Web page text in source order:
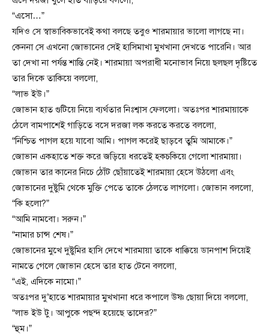
“এসো…”
যদিও সে স্বাভাবিকভাবেই কথা বলছে তবুও শারমায়ার ভালো লাগছে না।
কেননা সে এখনো জোভানের সেই হাসিমাখা মুখখানা দেখতে পারেনি। আর
তা দেখা না পর্যন্ত শান্তি নেই। শারমায়া অপরাধী মনোভাব নিয়ে ছলছল দৃষ্টিতে
তার দিকে তাকিয়ে বললো,
“লাভ ইউ।”
জোভান হাত গুটিয়ে নিয়ে ব্যর্থতার নিঃশ্বাস ফেললো। অতঃপর শারমায়াকে
ঠেলে বামপাশেই গাড়িতে বসে দরজা লক করতে করতে বললো,
“নিশ্চিত পাগল হয়ে যাবো আমি। পাগল করেই ছাড়বে তুমি আমাকে।”
জোভান একহাতে শক্ত করে জড়িয়ে ধরতেই হকচকিয়ে গেলো শারমায়া।
জোভান তার কানের নিচে ঠোঁট ছোঁয়াতেই শারমায়া হেসে উঠলো এবং
জোভানের দুষ্টুমি থেকে মুক্তি পেতে তাকে ঠেলতে লাগলো। জোভান বললো,
“কি হলো?”
“আমি নামবো। সরুন।”
“নামার চান্স শেষ।”
জোভানের মুখে দুষ্টুমির হাসি দেখে শারমায়া তাকে ধাক্কিয়ে ডানপাশ দিয়েই
নামতে গেলে জোভান হেসে তার হাত টেনে বললো,
“এই, এদিকে নামো।”
অতঃপর দু’হাতে শারমায়ার মুখখানা ধরে কপালে উষ্ণ ছোয়া দিয়ে বললো,
“লাভ ইউ টু। আপুকে পছন্দ হয়েছে তাদের?”
“হুম।”